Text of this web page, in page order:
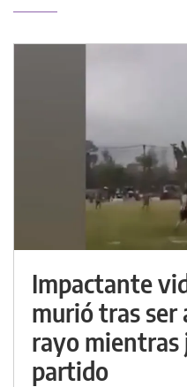
Impactante
murió tras ser
rayo mientras
partido